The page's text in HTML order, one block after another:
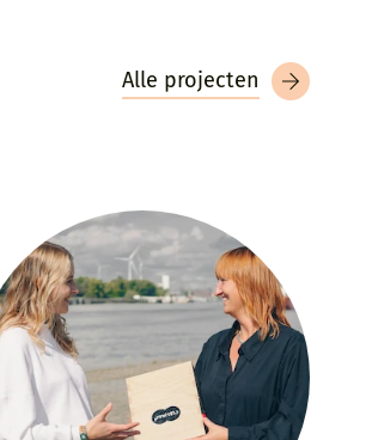
Alle projecten